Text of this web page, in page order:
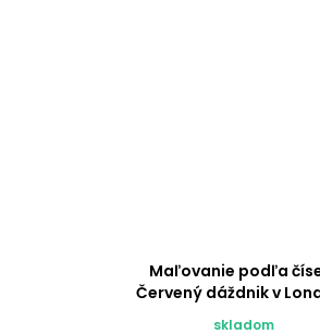
Maľovanie podľa
Červený dáždnik v
skladom